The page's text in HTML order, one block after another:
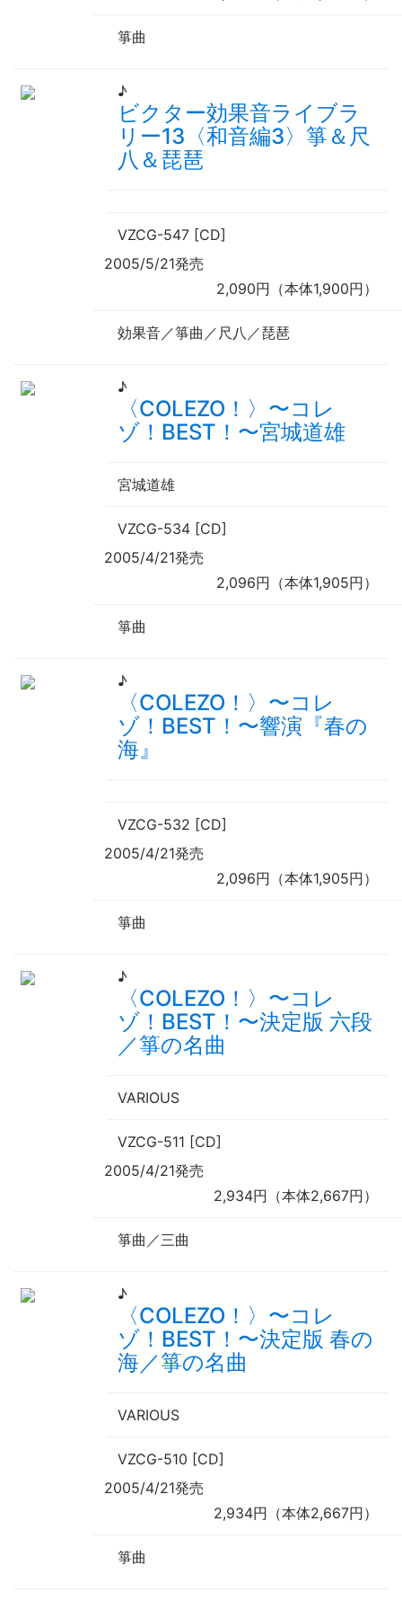
箏曲
♪
ビクター効果音ライブラ
リー13〈和音編3〉箏＆尺
八＆琵琶
VZCG-547 [CD]
2005/5/21発売
2,090円（本体1,900円）
効果音／箏曲／尺八／琵琶
♪
〈COLEZO！〉 〜コレ
ゾ！BEST！ 〜宮城道雄
宮城道雄
VZCG-534 [CD]
2005/4/21発売
2,096円（本体1,905円）
箏曲
♪
〈COLEZO！〉 〜コレ
ゾ！BEST！ 〜響演『春の
海』
VZCG-532 [CD]
2005/4/21発売
2,096円（本体1,905円）
箏曲
♪
〈COLEZO！〉 〜コレ
ゾ！BEST！ 〜決定版 六段
／箏の名曲
VARIOUS
VZCG-511 [CD]
2005/4/21発売
2,934円（本体2,667円）
箏曲／三曲
♪
〈COLEZO！〉 〜コレ
ゾ！BEST！ 〜決定版 春の
海／箏の名曲
VARIOUS
VZCG-510 [CD]
2005/4/21発売
2,934円（本体2,667円）
箏曲